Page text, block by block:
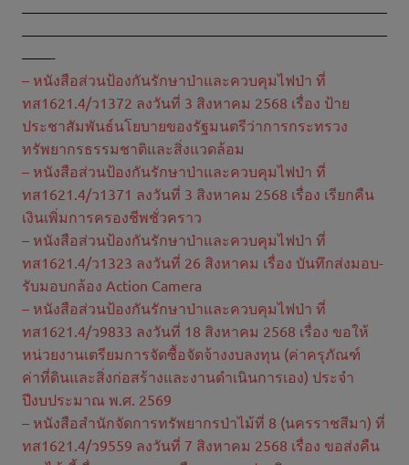
—————————————————————————
—————————————————————————
——-
– หนังสือส่วนป้องกันรักษาป่าและควบคุมไฟป่า ที่
ทส1621.4/ว1372 ลงวันที่ 3 สิงหาคม 2568 เรื่อง ป้าย
ประชาสัมพันธ์นโยบายของรัฐมนตรีว่าการกระทรวง
ทรัพยากรธรรมชาติและสิ่งแวดล้อม
– หนังสือส่วนป้องกันรักษาป่าและควบคุมไฟป่า ที่
ทส1621.4/ว1371 ลงวันที่ 3 สิงหาคม 2568 เรื่อง เรียกคืน
เงินเพิ่มการครองชีพชั่วคราว
– หนังสือส่วนป้องกันรักษาป่าและควบคุมไฟป่า ที่
ทส1621.4/ว1323 ลงวันที่ 26 สิงหาคม เรื่อง บันทึกส่งมอบ-
รับมอบกล้อง Action Camera
– หนังสือส่วนป้องกันรักษาป่าและควบคุมไฟป่า ที่
ทส1621.4/ว9833 ลงวันที่ 18 สิงหาคม 2568 เรื่อง ขอให้
หน่วยงานเตรียมการจัดซื้อจัดจ้างงบลงทุน (ค่าครุภัณฑ์
ค่าที่ดินและสิ่งก่อสร้างและงานดำเนินการเอง) ประจำ
ปีงบประมาณ พ.ศ. 2569
– หนังสือสำนักจัดการทรัพยากรป่าไม้ที่ 8 (นครราชสีมา) ที่
ทส1621.4/ว9559 ลงวันที่ 7 สิงหาคม 2568 เรื่อง ขอส่งคืน